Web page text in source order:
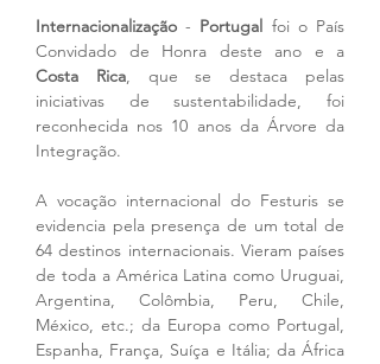
Internacionalização - Portugal foi o País
Costa Rica, que se destaca pelas
iniciativas de sustentabilidade, foi
reconhecida nos 10 anos da Árvore da
Integração.
A vocação internacional do Festuris se
evidencia pela presença de um total de
64 destinos internacionais. Vieram países
de toda a América Latina como Uruguai,
Argentina, Colômbia, Peru, Chile,
México, etc.; da Europa como Portugal,
Espanha, França, Suíça e Itália; da África